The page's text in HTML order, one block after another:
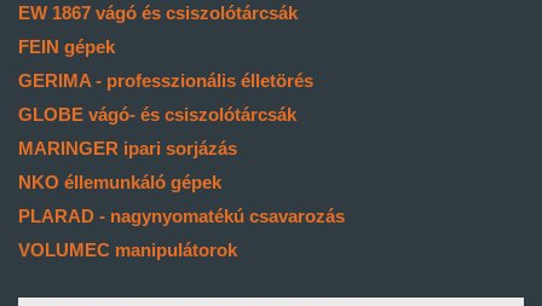
EW 1867 vágó és csiszolótárcsák
FEIN gépek
GERIMA - professzionális élletörés
GLOBE vágó- és csiszolótárcsák
MARINGER ipari sorjázás
NKO éllemunkáló gépek
PLARAD - nagynyomatékú csavarozás
VOLUMEC manipulátorok